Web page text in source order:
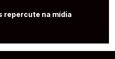
repercute na mídia